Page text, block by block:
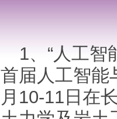
1、“人工智
首届人工智能
月10-11日在